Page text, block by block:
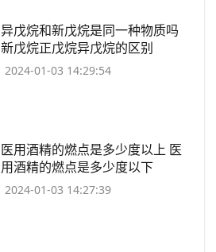
​异戊烷和新戊烷是同一种物质吗
新戊烷正戊烷异戊烷的区别
2024-01-03 14:29:54
​医用酒精的燃点是多少度以上 医
用酒精的燃点是多少度以下
2024-01-03 14:27:39